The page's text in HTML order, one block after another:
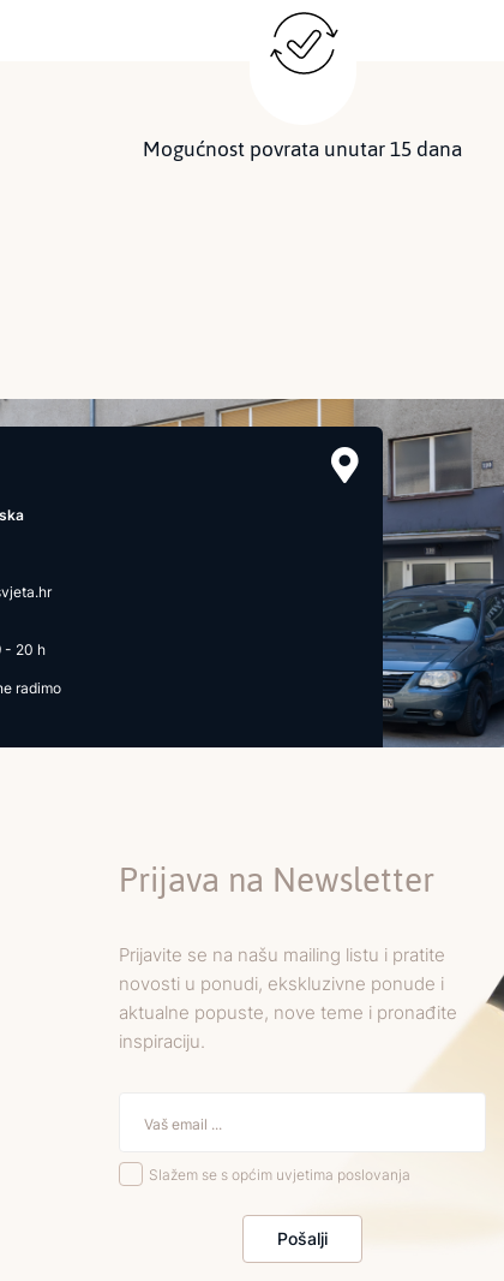
Mogućnost povrata unutar 15 dana
- 20 h
radimo
Prijava na Newsletter
Prijavite se na našu mailing listu i pratite
novosti u ponudi, ekskluzivne ponude i
aktualne popuste, nove teme i pronađite
inspiraciju.
Slažem se s općim uvjetima poslovanja
Pošalji